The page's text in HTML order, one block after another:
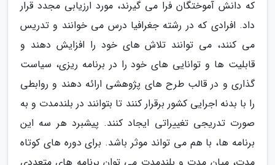
که دانش آموختگان فرا می گیرند، مورد ارزیابی مجدد قرار
داد. افرادی که در رشته جغرافیا درس می خوانند و تدریس
می کنند، می توانند تلاش های خود را افزایش دهند و
قابلیت ها و توانایی های خود را در برنامه ریزی، سیاست
گذاری و در قالب طرح های پژوهشی ارائه دهند و روابطی
را با بدنه اجرایی کشور برقرار کنند تا بتوانند در بلندمدت و به
صورت تدریجی تغییراتی ایجاد کنند. پیشبرد هر سه این
برنامه ها، با هم می تواند موثر باشد. برای دوره های کوتاه